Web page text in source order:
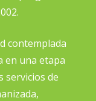
contemplada
en una etapa
servicios de